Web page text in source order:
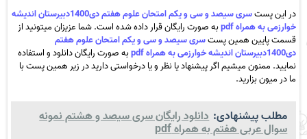
در این پست
سری سیصد و سی و یکم امتحان علوم هفتم دی1400دبیرستان اندیشه
خوارزمی به همراه pdf
به صورت رایگان قرار داده شده است. شما عزیزان میتونید از
قسمت پایین همین پستسری سیصد و سی و یکم امتحان علوم هفتم
دی1400دبیرستان اندیشه خوارزمی به همراه pdf
به صورت رایگان دانلود و استفاده
نمایید. ممنون میشیم اگر پیشنهاد یا نظر و یا درخواستی دارید در زیر همین پست با
ما در میون بزارید.
مطلب پیشنهادی: دانلود رایگان سری سیصد و هشتم نمونه
سوال عربی هفتم به همراه pdf